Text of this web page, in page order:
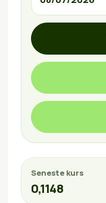
Seneste kurs
0,1148